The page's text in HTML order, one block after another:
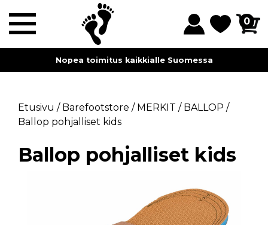
0
Nopea toimitus kaikkialle Suomessa
Etusivu / Barefootstore / MERKIT / BALLOP /
Ballop pohjalliset kids
Ballop pohjalliset kids